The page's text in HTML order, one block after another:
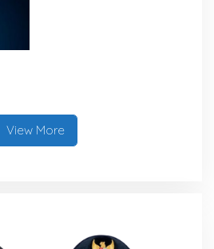
View More